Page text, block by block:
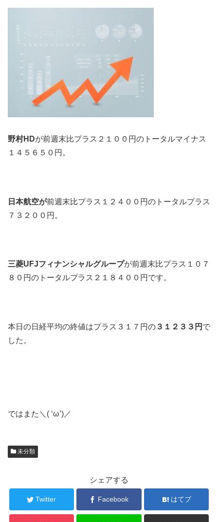
野村HDが前週末比プラス２１００円のトータルマイナス
１４５６５０円。
日本航空が前週末比プラス１２４００円のトータルプラス
７３２００円。
三菱UFJフィナンシャルグループが前週末比プラス１０７
８０円のトータルプラス２１８４００円です。
本日の日経平均の終値はプラス３１７円の ３１２３３円 で
した。
ではまた＼( ‘ω’)／
未分類
シェアする
Twitter Facebook はてブ